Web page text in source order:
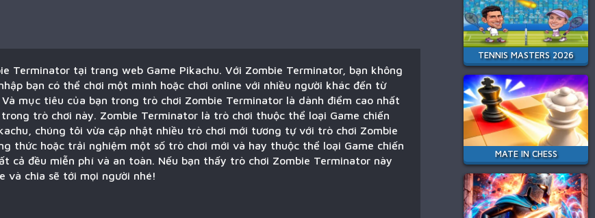
Terminator tại trang web Game Pikachu. Với Zombie Terminator, bạn không
bạn có thể chơi một mình hoặc chơi online với nhiều người khác đến từ
mục tiêu của bạn trong trò chơi Zombie Terminator là dành điểm cao nhất
trò chơi này. Zombie Terminator là trò chơi thuộc thể loại Game chiến
chúng tôi vừa cập nhật nhiều trò chơi mới tương tự với trò chơi Zombie
thức hoặc trải nghiệm một số trò chơi mới và hay thuộc thể loại Game chiến
cả đều miễn phí và an toàn. Nếu bạn thấy trò chơi Zombie Terminator này
và chia sẽ tới mọi người nhé!
TENNIS MASTERS 2026
MATE IN CHESS